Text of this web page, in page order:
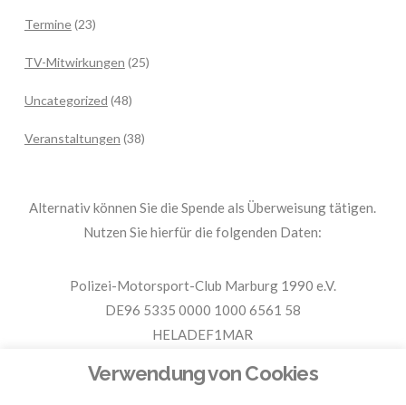
Termine(23)
TV-Mitwirkungen (25)
Uncategorized (48)
Veranstaltungen (38)
Alternativ können Sie die Spende als Überweisung tätigen.
Nutzen Sie hierfür die folgenden Daten:
Polizei-Motorsport-Club Marburg 1990 e.V.
DE96 5335 0000 1000 6561 58
HELADEF1MAR
Verwendung von Cookies